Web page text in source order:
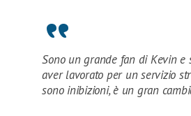
Sono un grande fan di Kevin e
aver lavorato per un servizio
sono inibizioni, è un gran